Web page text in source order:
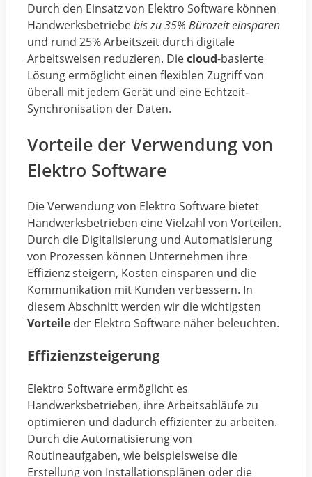
Durch den Einsatz von Elektro Software können
Handwerksbetriebebis zu 35% Bürozeit einsparen
und rund 25% Arbeitszeit durch digitale
Arbeitsweisen reduzieren. Diecloud-basierte
Lösung ermöglicht einen flexiblen Zugriff von
überall mit jedem Gerät und eine Echtzeit-
Synchronisation der Daten.
Vorteile der Verwendung von
Elektro Software
Die Verwendung von Elektro Software bietet
Handwerksbetrieben eine Vielzahl von Vorteilen.
Durch die Digitalisierung und Automatisierung
von Prozessen können Unternehmen ihre
Effizienz steigern, Kosten einsparen und die
Kommunikation mit Kunden verbessern. In
diesem Abschnitt werden wir die wichtigsten
Vorteile der Elektro Software näher beleuchten.
Effizienzsteigerung
Elektro Software ermöglicht es
Handwerksbetrieben, ihre Arbeitsabläufe zu
optimieren und dadurch effizienter zu arbeiten.
Durch die Automatisierung von
Routineaufgaben, wie beispielsweise die
Erstellung von Installationsplänen oder die